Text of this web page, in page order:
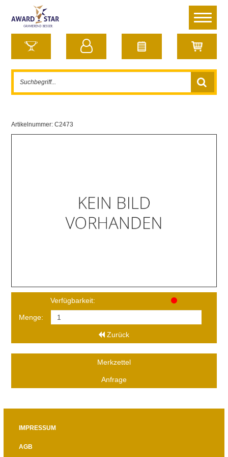
Artikelnummer: C2473
Verfügbarkeit:
Menge:
Zurück
Merkzettel
Anfrage
IMPRESSUM
AGB